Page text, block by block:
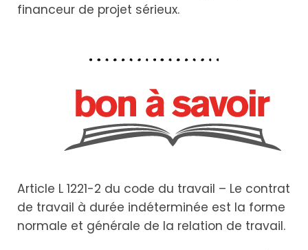
financeur de projet sérieux.
Article L 1221-2 du code du travail – Le contrat
de travail à durée indéterminée est la forme
normale et générale de la relation de travail.